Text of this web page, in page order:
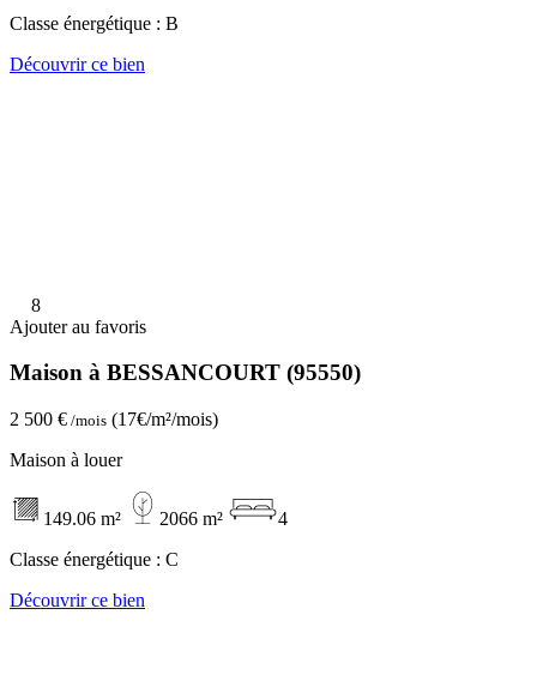
Classe énergétique : B
Découvrir ce bien
8
Ajouter au favoris
Maison à BESSANCOURT (95550)
2 500 € /mois (17€/m²/mois)
Maison à louer
149.06 m² 2066 m²
4
Classe énergétique : C
Découvrir ce bien